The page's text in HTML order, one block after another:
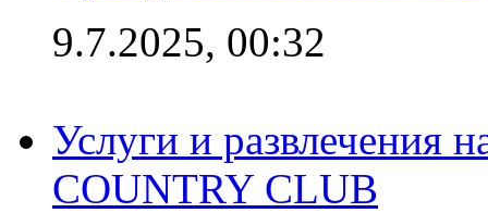
9.7.2025, 00:32
Услуги и развлечения
COUNTRY CLUB